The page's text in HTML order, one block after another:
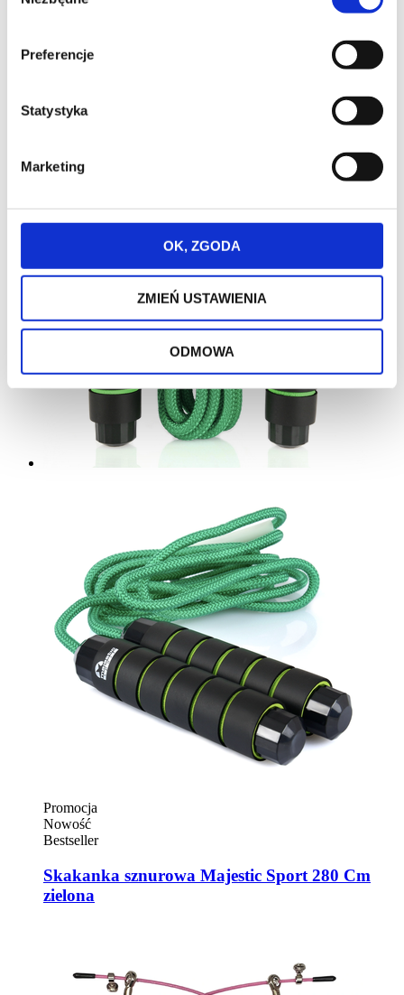
Preferencje
Statystyka
Marketing
OK, ZGODA
ZMIEŃ USTAWIENIA
ODMOWA
Bestseller
Skakanka stalowa z łożyskami Majestic Sport
czarna
Promocja
Nowość
Bestseller
Skakanka sznurowa Majestic Sport 280 Cm
zielona